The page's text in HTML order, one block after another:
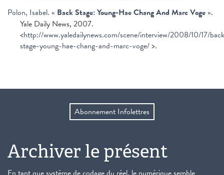
Polon, Isabel. « Back Stage: Young-Hae Chang And Marc Voge ».
Yale Daily News, 2007.
<http://www.yaledailynews.com/scene/interview/2008/10/17/
stage-young-hae-chang-and-marc-voge/>.
Abonnement Infolettres
Archiver le présent